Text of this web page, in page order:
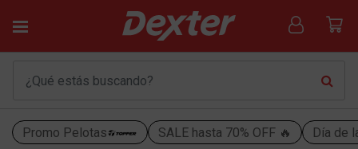
Promo Pelotas SALE hasta 70% OFF 🔥 Día de